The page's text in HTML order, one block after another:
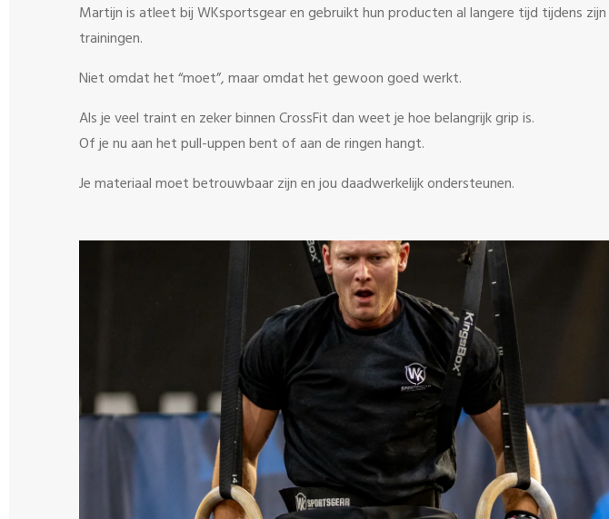
Martijn is atleet bij WKsportsgear en gebruikt hun producten al langere tijd tijdens zijn
trainingen.
Niet omdat het “moet”, maar omdat het gewoon goed werkt.
Als je veel traint en zeker binnen CrossFit dan weet je hoe belangrijk grip is.
Of je nu aan het pull-uppen bent of aan de ringen hangt.
Je materiaal moet betrouwbaar zijn en jou daadwerkelijk ondersteunen.